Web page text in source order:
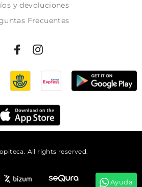
y devoluciones
Frecuentes
All rights reserved.
Ayuda